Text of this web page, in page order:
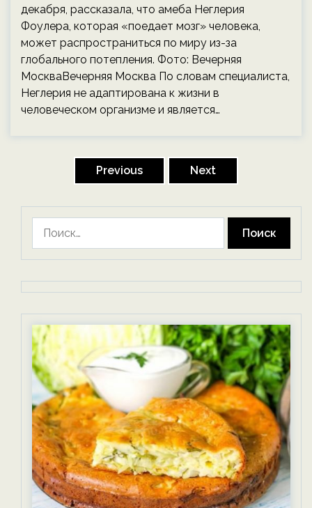
декабря, рассказала, что амеба Неглерия
Фоулера, которая «поедает мозг» человека,
может распространиться по миру из-за
глобального потепления. Фото: Вечерняя
МоскваВечерняя Москва По словам специалиста,
Неглерия не адаптирована к жизни в
человеческом организме и является…
Previous Next